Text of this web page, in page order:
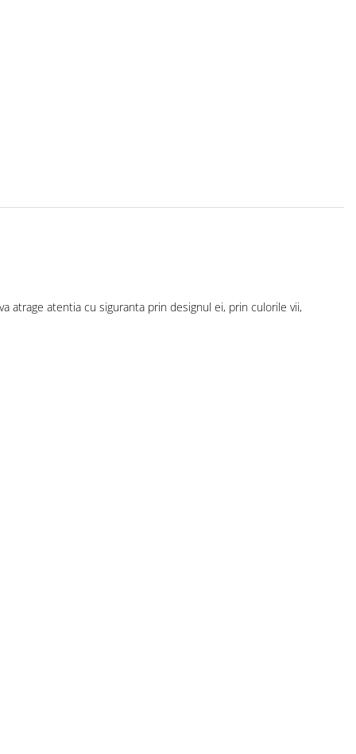
atrage atentia cu siguranta prin designul ei, prin culorile vii,